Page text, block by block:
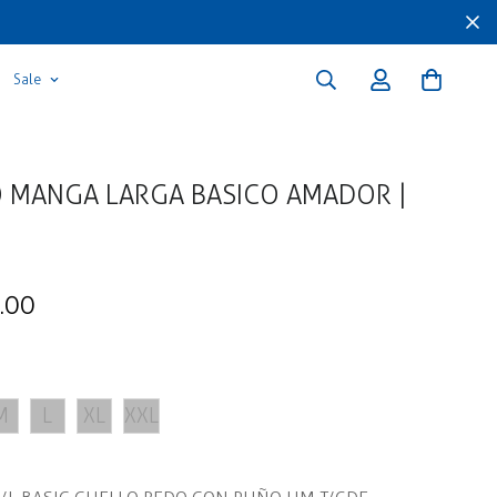
Sale
MANGA LARGA BASICO AMADOR |
L XL XXL